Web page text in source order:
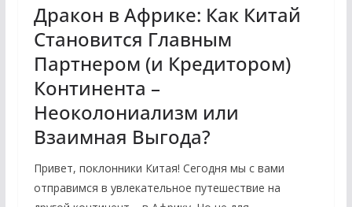
Дракон в Африке: Как Китай
Становится Главным
Партнером (и Кредитором)
Континента –
Неоколониализм или
Взаимная Выгода?
Привет, поклонники Китая! Сегодня мы с вами
отправимся в увлекательное путешествие на